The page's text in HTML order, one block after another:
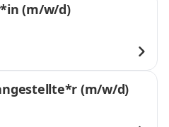
(m/w/d)
(m/w/d)